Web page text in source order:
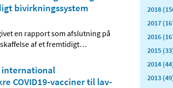
bivirkningssystem
en rapport som afslutning på
af et fremtidigt…
international
COVID19-vacciner til lav-
2018
2017
2016
2015
2014
2013